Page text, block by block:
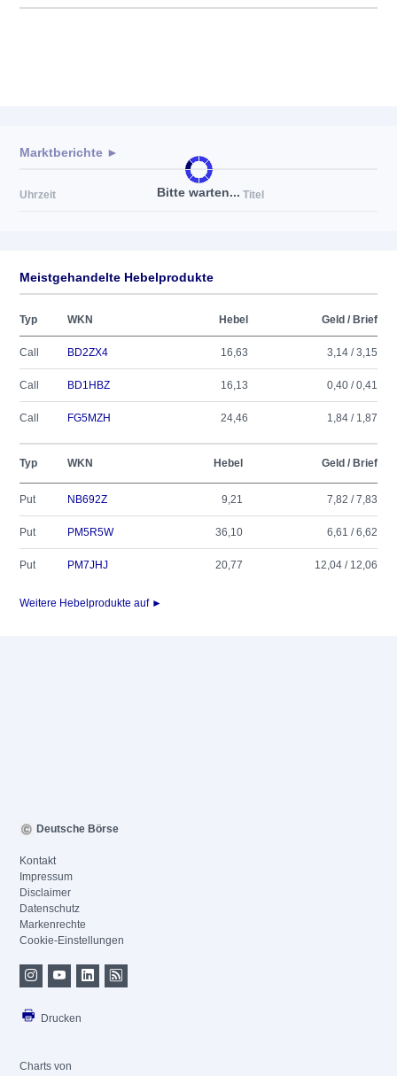
Bitte warten...
Marktberichte ►
Uhrzeit Titel
Meistgehandelte Hebelprodukte
Typ WKN Hebel Geld / Brief
Call BD2ZX4 16,63 3,14 / 3,15
Call BD1HBZ 16,13 0,40 / 0,41
Call FG5MZH 24,46 1,84 / 1,87
Typ WKN Hebel Geld / Brief
Put NB692Z 9,21 7,82 / 7,83
Put PM5R5W 36,10 6,61 / 6,62
Put PM7JHJ 20,77 12,04 / 12,06
Weitere Hebelprodukte auf ►
Deutsche Börse
Kontakt
Impressum
Disclaimer
Datenschutz
Markenrechte
Cookie-Einstellungen
Drucken
Charts von